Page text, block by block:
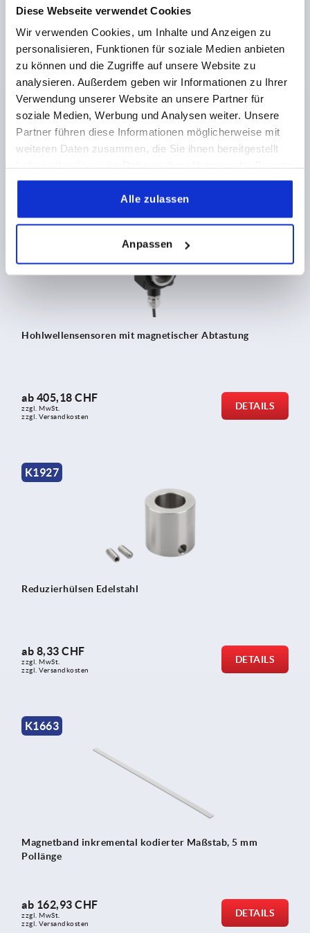
Diese Webseite verwendet Cookies
Wir verwenden Cookies, um Inhalte und Anzeigen zu
personalisieren, Funktionen für soziale Medien anbieten
zu können und die Zugriffe auf unsere Website zu
analysieren. Außerdem geben wir Informationen zu Ihrer
Verwendung unserer Website an unsere Partner für
soziale Medien, Werbung und Analysen weiter. Unsere
Partner führen diese Informationen möglicherweise mit
weiteren Daten zusammen, die Sie ihnen bereitgestellt
gesammelt haben.
Alle zulassen
Anpassen
Magnetsensoren passive Sensoren, Miniaturbauform
ab220,08 CHF
DETAILS
K1926
Hohlwellensensoren mit magnetischer Abtastung
ab 405,18 CHF
zzgl. MwSt.
zzgl. Versandkosten
DETAILS
K1927
Reduzierhülsen Edelstahl
ab 8,33 CHF
zzgl. MwSt.
zzgl. Versandkosten
DETAILS
K1663
Magnetband inkremental kodierter Maßstab, 5 mm
Pollänge
ab 162,93 CHF
zzgl. MwSt.
zzgl. Versandkosten
DETAILS